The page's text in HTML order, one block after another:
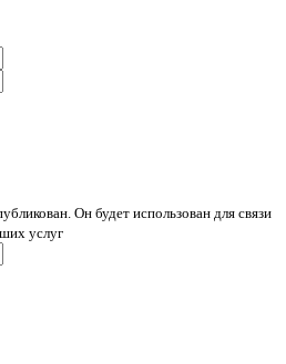
Он будет использован для связи
услуг